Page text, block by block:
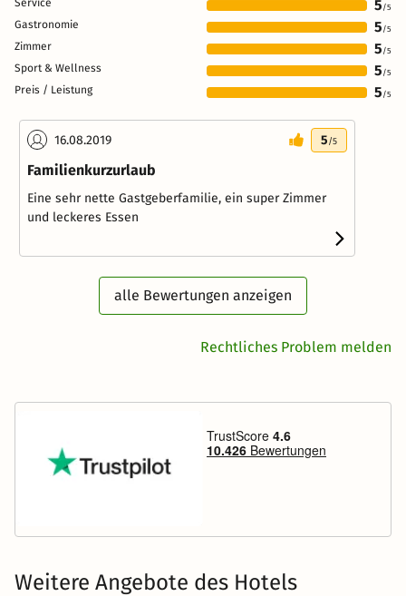
Service 5 /5
Gastronomie 5 /5
Zimmer 5 /5
Sport & Wellness 5 /5
Preis / Leistung 5 /5
16.08.2019 5/5
Familienkurzurlaub
Eine sehr nette Gastgeberfamilie, ein super Zimmer
und leckeres Essen
alle Bewertungen anzeigen
Rechtliches Problem melden
Weitere Angebote des Hotels